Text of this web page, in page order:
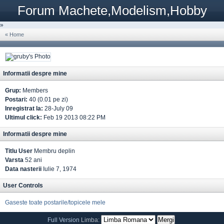
Forum Machete,Modelism,Hobby
»
« Home
Informatii despre mine
Grup: Members
Postari: 40 (0.01 pe zi)
Inregistrat la: 28-July 09
Ultimul click: Feb 19 2013 08:22 PM
Informatii despre mine
Titlu User Membru deplin
Varsta 52 ani
Data nasterii Iulie 7, 1974
User Controls
Gaseste toate postarile/topicele mele
Full Version Limba: